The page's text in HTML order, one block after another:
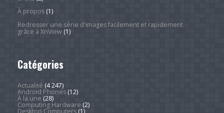
À propos(1)
Redresser une série d'images facilement et rapidement
grâce à XnView(1)
Catégories
Actualité (4 247)
Android Phones(12)
À la une (28)
Computing Hardware (2)